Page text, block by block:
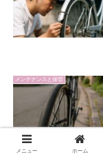
メンテナンスと保管
メニュー ホーム